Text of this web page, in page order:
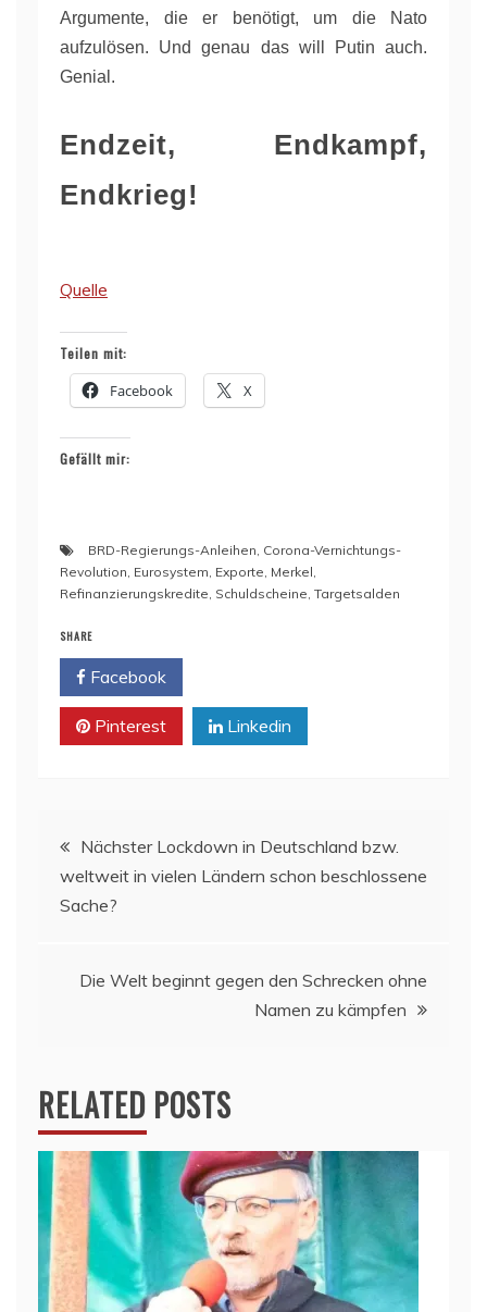
Argumente, die er benötigt, um die Nato
aufzulösen. Und genau das will Putin auch.
Genial.
Endzeit, Endkampf,
Endkrieg!
Quelle
Teilen mit:
Facebook X
Gefällt mir:
BRD-Regierungs-Anleihen Corona-Vernichtungs-
Revolution Eurosystem Exporte Merkel
Refinanzierungskredite Schuldscheine Targetsalden
SHARE
Facebook
Pinterest Linkedin
Beitragsnavigation
Nächster Lockdown in Deutschland bzw.
weltweit in vielen Ländern schon beschlossene
Sache?
Die Welt beginnt gegen den Schrecken ohne
Namen zu kämpfen
RELATED POSTS